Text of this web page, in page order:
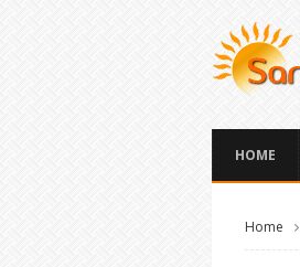
HOME
Home